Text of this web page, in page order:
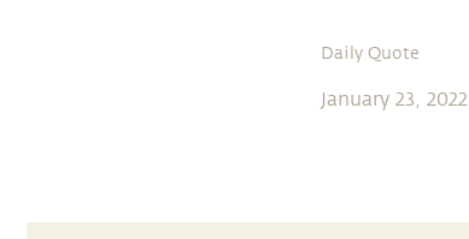
Daily Quote
January 23, 2022